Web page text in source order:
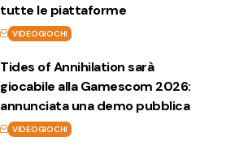
tutte le piattaforme
VIDEOGIOCHI
Tides of Annihilation sarà
giocabile alla Gamescom 2026:
annunciata una demo pubblica
VIDEOGIOCHI